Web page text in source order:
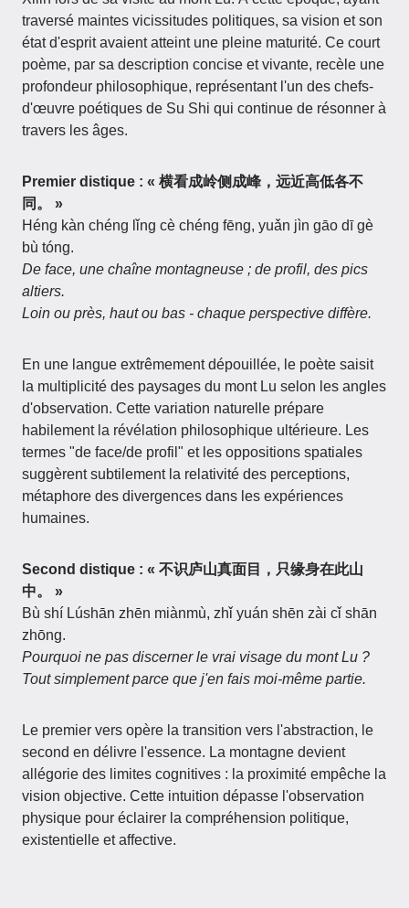
traversé maintes vicissitudes politiques, sa vision et son
état d'esprit avaient atteint une pleine maturité. Ce court
poème, par sa description concise et vivante, recèle une
profondeur philosophique, représentant l'un des chefs-
d'œuvre poétiques de Su Shi qui continue de résonner à
travers les âges.
Premier distique : « 横看成岭侧成峰，远近高低各不
同。 »
Héng kàn chéng lǐng cè chéng fēng, yuǎn jìn gāo dī gè
bù tóng.
De face, une chaîne montagneuse ; de profil, des pics
altiers.
Loin ou près, haut ou bas - chaque perspective diffère.
En une langue extrêmement dépouillée, le poète saisit
la multiplicité des paysages du mont Lu selon les angles
d'observation. Cette variation naturelle prépare
habilement la révélation philosophique ultérieure. Les
termes "de face/de profil" et les oppositions spatiales
suggèrent subtilement la relativité des perceptions,
métaphore des divergences dans les expériences
humaines.
Second distique : « 不识庐山真面目，只缘身在此山
中。 »
Bù shí Lúshān zhēn miànmù, zhǐ yuán shēn zài cǐ shān
zhōng.
Pourquoi ne pas discerner le vrai visage du mont Lu ?
Tout simplement parce que j'en fais moi-même partie.
Le premier vers opère la transition vers l'abstraction, le
second en délivre l'essence. La montagne devient
allégorie des limites cognitives : la proximité empêche la
vision objective. Cette intuition dépasse l'observation
physique pour éclairer la compréhension politique,
existentielle et affective.